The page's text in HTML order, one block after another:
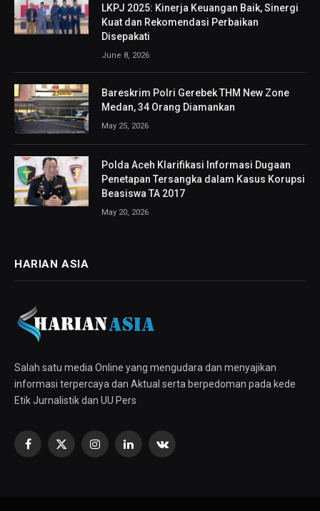
LKPJ 2025: Kinerja Keuangan Baik, Sinergi
Kuat dan Rekomendasi Perbaikan
Disepakati
June 8, 2026
Bareskrim Polri Gerebek THM New Zone
Medan, 34 Orang Diamankan
May 25, 2026
Polda Aceh Klarifikasi Informasi Dugaan
Penetapan Tersangka dalam Kasus Korupsi
Beasiswa TA 2017
May 20, 2026
HARIAN ASIA
Salah satu media Online yang mengudara dan menyajikan
informasi terpercaya dan Aktual serta berpedoman pada kede
Etik Jurnalistik dan UU Pers
Facebook
X
InstagramLinkedInVKontakte